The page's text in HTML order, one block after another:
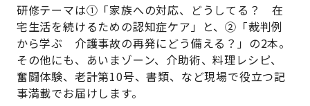
研修テーマは①「家族への対応、どうしてる？ 在
宅生活を続けるための認知症ケア」と、②「裁判例
から学ぶ 介護事故の再発にどう備える？」の2本。
その他にも、あいまゾーン、介助術、料理レシピ、
奮闘体験、老計第10号、書類、など現場で役立つ記
事満載でお届けします。